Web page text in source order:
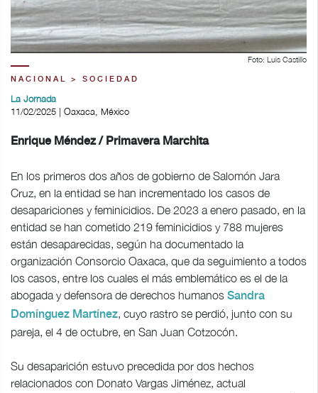
Foto: Luis Castillo
NACIONAL > SOCIEDAD
La Jornada
11/02/2025 | Oaxaca, México
Enrique Méndez / Primavera Marchita
En los primeros dos años de gobierno de Salomón Jara
Cruz, en la entidad se han incrementado los casos de
desapariciones y feminicidios. De 2023 a enero pasado, en la
entidad se han cometido 219 feminicidios y 788 mujeres
están desaparecidas, según ha documentado la
organización Consorcio Oaxaca, que da seguimiento a todos
los casos, entre los cuales el más emblemático es el de la
abogada y defensora de derechos humanos Sandra
Domínguez Martínez, cuyo rastro se perdió, junto con su
pareja, el 4 de octubre, en San Juan Cotzocón.
Su desaparición estuvo precedida por dos hechos
relacionados con Donato Vargas Jiménez, actual